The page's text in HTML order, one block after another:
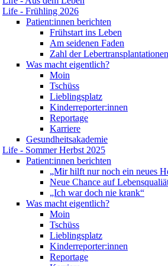
Life - Frühling 2026
Patient:innen berichten
Frühstart ins Leben
Am seidenen Faden
Zahl der
Was macht eigentlich?
Moin
Tschüss
Lieblingsplatz
Kinderreporter:innen
Reportage
Karriere
Gesundheitsakademie
Life - Sommer Herbst 2025
Patient:innen berichten
„Mir hilft nur noch ein neues
Neue Chance auf
„Ich war doch nie krank“
Was macht eigentlich?
Moin
Tschüss
Lieblingsplatz
Kinderreporter:innen
Reportage